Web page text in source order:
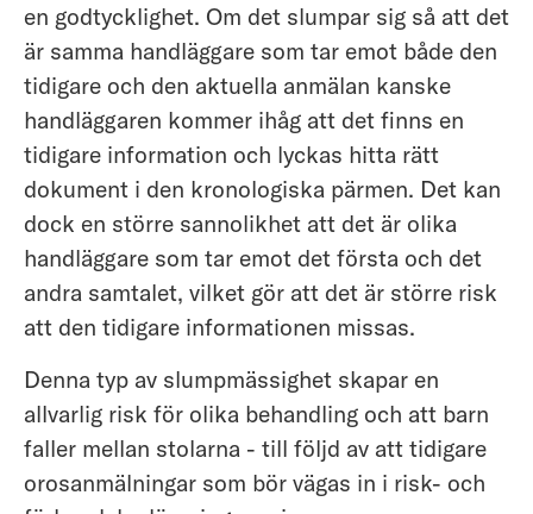
en godtycklighet. Om det slumpar sig så att det
är samma handläggare som tar emot både den
tidigare och den aktuella anmälan kanske
handläggaren kommer ihåg att det finns en
tidigare information och lyckas hitta rätt
dokument i den kronologiska pärmen. Det kan
dock en större sannolikhet att det är olika
handläggare som tar emot det första och det
andra samtalet, vilket gör att det är större risk
att den tidigare informationen missas.
Denna typ av slumpmässighet skapar en
allvarlig risk för olika behandling och att barn
faller mellan stolarna - till följd av att tidigare
orosanmälningar som bör vägas in i risk- och